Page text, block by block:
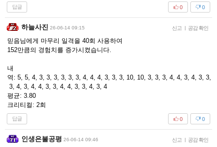
답글 0
0
하늘사진 26-06-14 09:15 신고 | 공감 확인
믿음님에게 마무리 일격을 40회 사용하여
152만큼의 경험치를 증가시켰습니다.
내
역: 5, 5, 4, 3, 3, 3, 3, 3, 3, 4, 4, 4, 3, 3, 3, 10, 10, 3, 3, 3, 4, 4, 3, 4, 3, 3,
3, 4, 3, 4, 4, 3, 3, 4, 4, 3, 3, 4, 3, 4
평균: 3.80
크리티컬: 2회
답글 0
0
인생은불공평 26-06-14 09:46 신고 | 공감 확인